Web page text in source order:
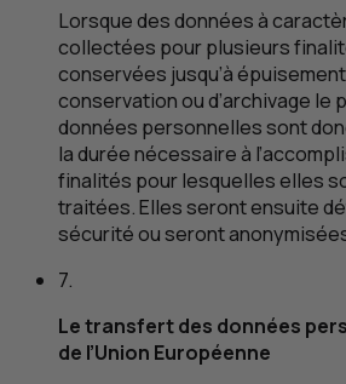
Lorsque des données à
collectées pour plusieurs
conservées jusqu’à
conservation ou d’archivage le
données personnelles sont
la durée nécessaire à
finalités pour lesquelles elles
traitées. Elles seront ensuite
sécurité ou seront
7.
Le transfert des données
de l’Union Européenne